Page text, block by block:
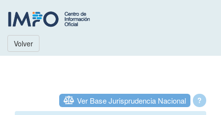
Volver
?
Ver Base Jurisprudencia Nacional